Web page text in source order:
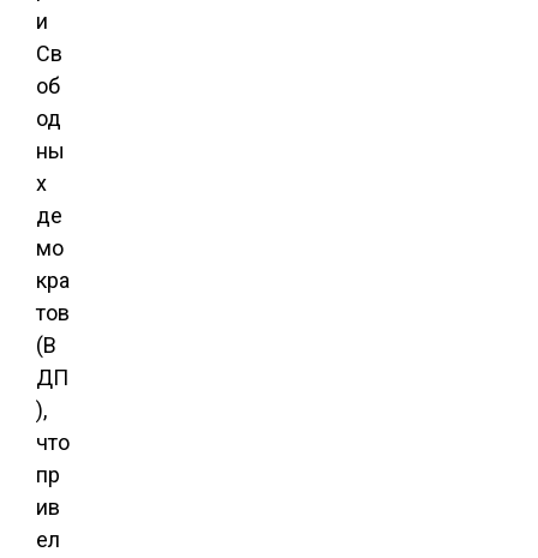
и
Св
об
од
ны
х
де
мо
кра
тов
(В
ДП
),
что
пр
ив
ел